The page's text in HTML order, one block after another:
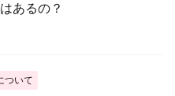
あるの？
ついて